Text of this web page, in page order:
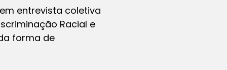
entrevista coletiva
Racial e
forma de